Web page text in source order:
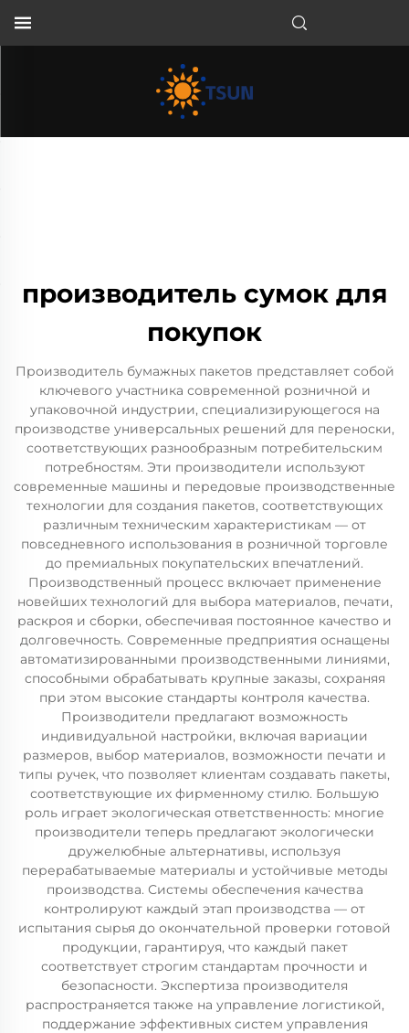
производитель сумок для
покупок
Производитель бумажных пакетов представляет собой
ключевого участника современной розничной и
упаковочной индустрии, специализирующегося на
производстве универсальных решений для переноски,
соответствующих разнообразным потребительским
потребностям. Эти производители используют
современные машины и передовые производственные
технологии для создания пакетов, соответствующих
различным техническим характеристикам — от
повседневного использования в розничной торговле
до премиальных покупательских впечатлений.
Производственный процесс включает применение
новейших технологий для выбора материалов, печати,
раскроя и сборки, обеспечивая постоянное качество и
долговечность. Современные предприятия оснащены
автоматизированными производственными линиями,
способными обрабатывать крупные заказы, сохраняя
при этом высокие стандарты контроля качества.
Производители предлагают возможность
индивидуальной настройки, включая вариации
размеров, выбор материалов, возможности печати и
типы ручек, что позволяет клиентам создавать пакеты,
соответствующие их фирменному стилю. Большую
роль играет экологическая ответственность: многие
производители теперь предлагают экологически
дружелюбные альтернативы, используя
перерабатываемые материалы и устойчивые методы
производства. Системы обеспечения качества
контролируют каждый этап производства — от
испытания сырья до окончательной проверки готовой
продукции, гарантируя, что каждый пакет
соответствует строгим стандартам прочности и
безопасности. Экспертиза производителя
распространяется также на управление логистикой,
поддержание эффективных систем управления